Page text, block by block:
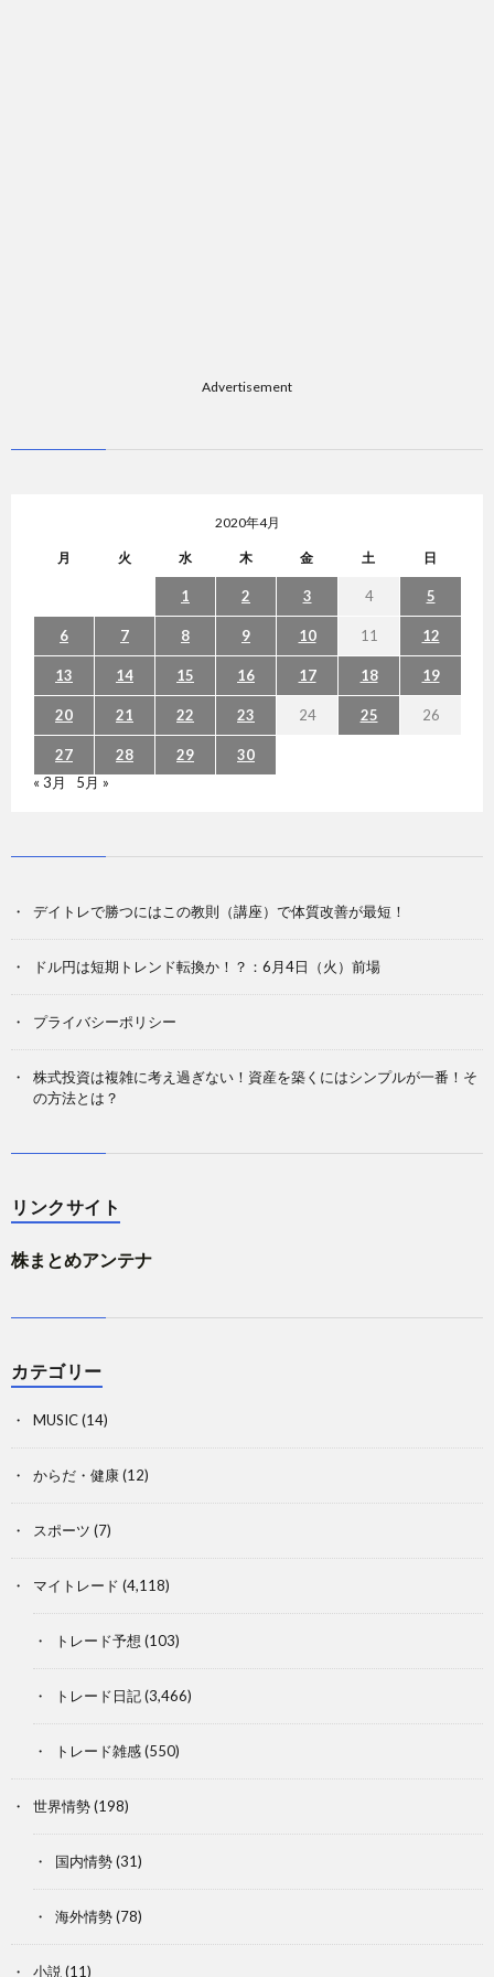
Advertisement
2020年4月
月 火 水 木 金 土 日
1 2 3 4 5
6 7 8 9 10 11 12
13 14 15 16 17 18 19
20 21 22 23 24 25 26
27 28 29
30
« 3月
5月 »
デイトレで勝つにはこの教則（講座）で体質改善が最短！
ドル円は短期トレンド転換か！？：6月4日（火）前場
プライバシーポリシー
株式投資は複雑に考え過ぎない！資産を築くにはシンプルが一番！そ
の方法とは？
リンクサイト
株まとめアンテナ
カテゴリー
MUSIC(14)
からだ・健康(12)
スポーツ (7)
マイトレード (4,118)
トレード予想 (103)
トレード日記(3,466)
トレード雑感(550)
世界情勢(198)
国内情勢(31)
海外情勢(78)
小説 (11)